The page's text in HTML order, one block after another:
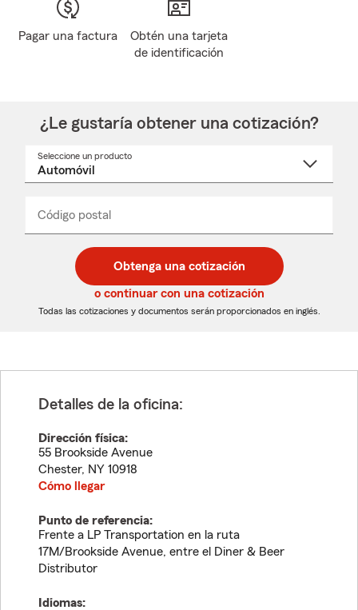
Pagar una factura
Obtén una tarjeta
de identificación
¿Le gustaría obtener una cotización?
Seleccione un producto
desplegable
Código postal
de
5
dígitos
de
5
dígitos
_____
Obtenga una cotización
o continuar con una cotización
Todas las cotizaciones y documentos serán proporcionados en inglés.
Detalles de la oficina:
Dirección física:
55 Brookside Avenue
Chester, NY 10918
Cómo llegar
Punto de referencia:
Frente a LP Transportation en la ruta
17M/Brookside Avenue, entre el Diner & Beer
Distributor
Idiomas: